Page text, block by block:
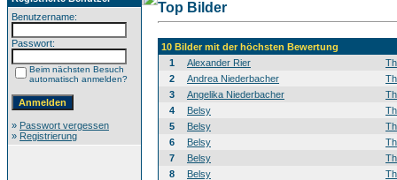
Benutzername:
Passwort:
Beim nächsten Besuch
automatisch anmelden?
» Passwort vergessen
» Registrierung
Top Bilder
10 Bilder mit der höchsten Bewertung
1
Alexander Rier
2
Andrea Niederbacher
3
Angelika Niederbacher
4
Belsy
5
Belsy
6
Belsy
7
Belsy
8
Belsy